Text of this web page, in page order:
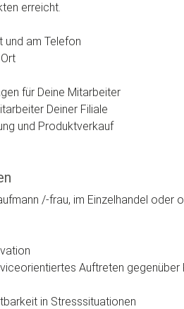
erreicht.
und am Telefon
für Deine Mitarbeiter
Deiner Filiale
und Produktverkauf
/-frau, im Einzelhandel oder
Auftreten gegenüber
in Stresssituationen